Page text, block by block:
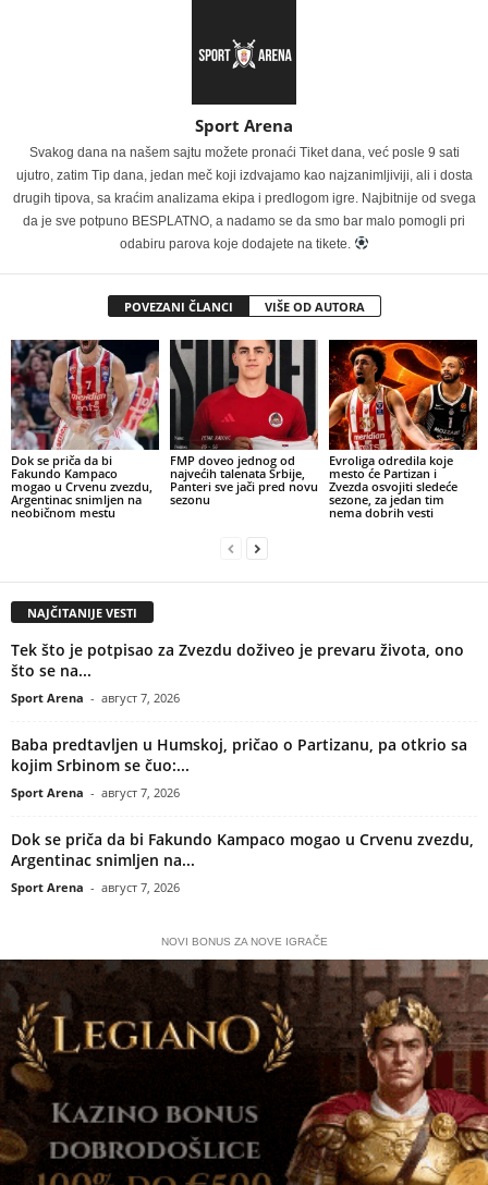
Sport Arena
Svakog dana na našem sajtu možete pronaći Tiket dana, već posle 9 sati
ujutro, zatim Tip dana, jedan meč koji izdvajamo kao najzanimljiviji, ali i dosta
drugih tipova, sa kraćim analizama ekipa i predlogom igre. Najbitnije od svega
da je sve potpuno BESPLATNO, a nadamo se da smo bar malo pomogli pri
odabiru parova koje dodajete na tikete.
POVEZANI ČLANCI VIŠE OD AUTORA
Dok se priča da bi
Fakundo Kampaco
mogao u Crvenu zvezdu,
Argentinac snimljen na
neobičnom mestu
FMP doveo jednog od
najvećih talenata Srbije,
Panteri sve jači pred novu
sezonu
Evroliga odredila koje
mesto će Partizan i
Zvezda osvojiti sledeće
sezone, za jedan tim
nema dobrih vesti
NAJČITANIJE VESTI
Tek što je potpisao za Zvezdu doživeo je prevaru života, ono
što se na...
Sport Arena - август 7, 2026
Baba predtavljen u Humskoj, pričao o Partizanu, pa otkrio sa
kojim Srbinom se čuo:...
Sport Arena - август 7, 2026
Dok se priča da bi Fakundo Kampaco mogao u Crvenu zvezdu,
Argentinac snimljen na...
Sport Arena - август 7, 2026
NOVI BONUS ZA NOVE IGRAČE